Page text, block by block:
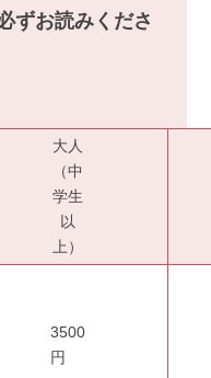
ずお読みくださ
大人
（中
学生
以
上）
3500
円